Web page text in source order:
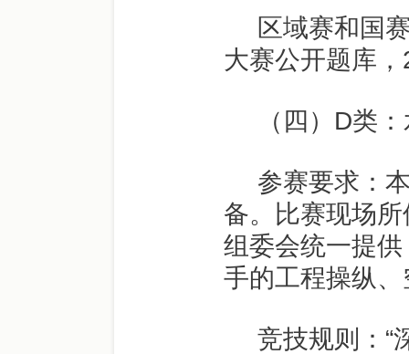
区域赛和国
大赛公开题库，
（四） D类
参赛要求：
备。比赛现场
组委会统一提
手的工程操纵
竞技规则：